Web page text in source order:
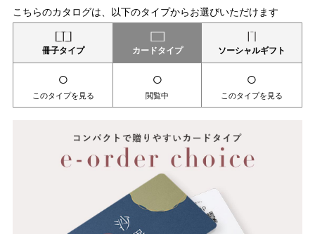
こちらのカタログは、以下のタイプからお選びいただけます
冊子タイプ カードタイプ ソーシャルギフト
○
このタイプを見る
○
閲覧中
○
このタイプを見る